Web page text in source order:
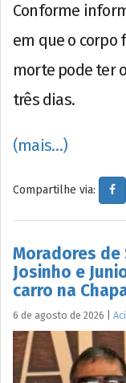
Conforme
em que o corpo
morte pode ter
três dias.
(mais…)
Compartilhe via:
Moradores de
Josinho e
carro na
6 de agosto de 2026